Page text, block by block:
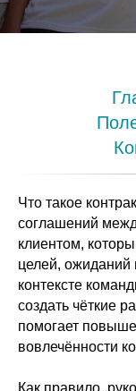
Что такое
соглашений
клиентом,
целей, ожиданий
контексте
создать чёткие
помогает
вовлечённости